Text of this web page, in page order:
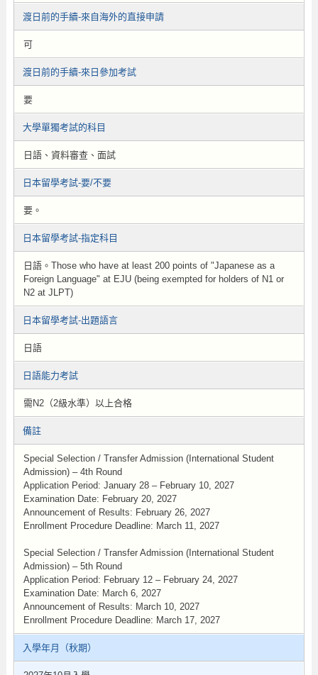
渡日前的手續-來自海外的直接申請
可
渡日前的手續-來日參加考試
要
大學單獨考試的科目
日語、資料審查、面試
日本留學考試-要/不要
要。
日本留學考試-指定科目
日語。Those who have at least 200 points of "Japanese as a
Foreign Language" at EJU (being exempted for holders of N1 or
N2 at JLPT)
日本留學考試-出題語言
日語
日語能力考試
需N2（2級水準）以上合格
備註
Special Selection / Transfer Admission (International Student
Admission) – 4th Round
Application Period: January 28 – February 10, 2027
Examination Date: February 20, 2027
Announcement of Results: February 26, 2027
Enrollment Procedure Deadline: March 11, 2027
Special Selection / Transfer Admission (International Student
Admission) – 5th Round
Application Period: February 12 – February 24, 2027
Examination Date: March 6, 2027
Announcement of Results: March 10, 2027
Enrollment Procedure Deadline: March 17, 2027
入學年月（秋期）